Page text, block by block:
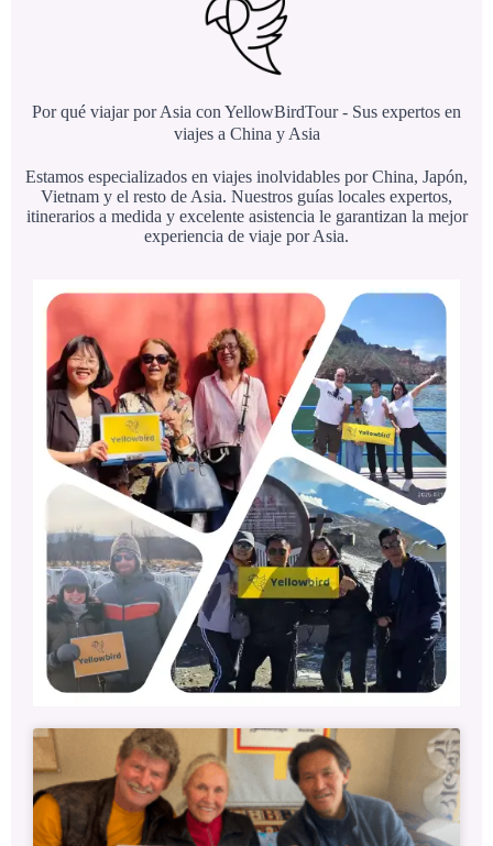
Por qué viajar por Asia con YellowBirdTour - Sus expertos en
viajes a China y Asia
Estamos especializados en viajes inolvidables por China, Japón,
Vietnam y el resto de Asia. Nuestros guías locales expertos,
itinerarios a medida y excelente asistencia le garantizan la mejor
experiencia de viaje por Asia.